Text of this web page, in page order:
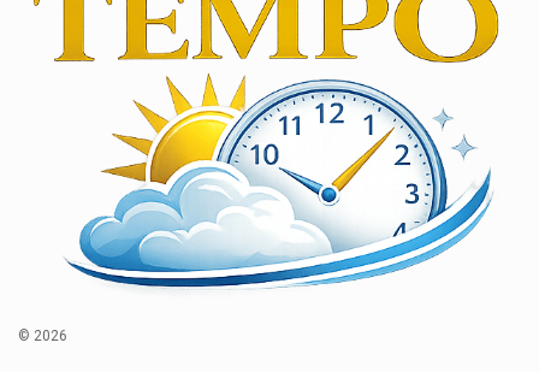
© 2026